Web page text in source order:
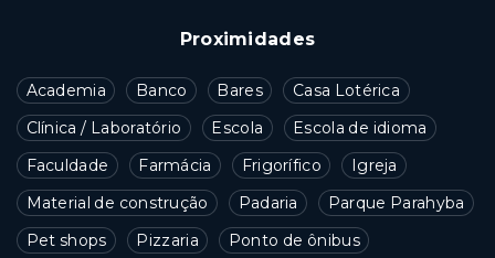
Proximidades
Academia Banco Bares
Casa Lotérica
Clínica / Laboratório
Escola
Escola de idioma
Faculdade
Farmácia Frigorífico
Igreja
Material de construção
Padaria
Parque Parahyba
Pet shops
Pizzaria
Ponto de ônibus